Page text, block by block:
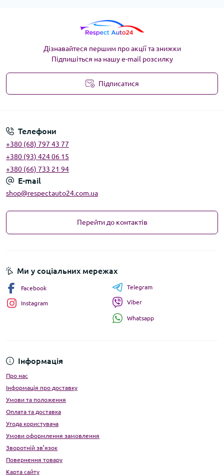
Дізнавайтеся першим про акції та знижки
Підпишіться на нашу e-mail розсилку
Підписатися
Телефони
+380 (68) 797 43 77
+380 (93) 424 06 15
+380 (66) 733 21 94
E-mail
shop@respectauto24.com.ua
Перейти до контактів
Інформація
Про нас
Інформація про доставку
Умови та положення
Оплата та доставка
Угода користувача
Умови оформлення замовлення
Зворотній зв’язок
Повернення товару
Карта сайту
Ми у соціальних мережах
Facebook
Instagram
Telegram
Viber
Whatsapp